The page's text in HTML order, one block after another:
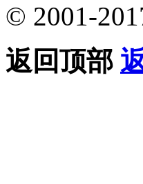
© 2001-
返回顶部